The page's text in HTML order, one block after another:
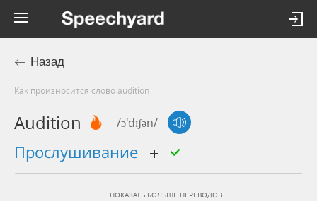
Назад
Как произносится слово audition
Audition /ɔ'dɪʃən/
прослушивание
ПОКАЗАТЬ БОЛЬШЕ ПЕРЕВОДОВ